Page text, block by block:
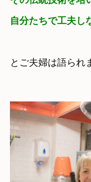
自分たちで工夫し
と ご夫婦は語られ